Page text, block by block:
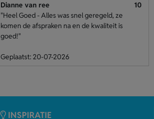
Dianne van ree
10
"Heel Goed - Alles was snel geregeld, ze
komen de afspraken na en de kwaliteit is
goed!"
Geplaatst: 20-07-2026
INSPIRATIE